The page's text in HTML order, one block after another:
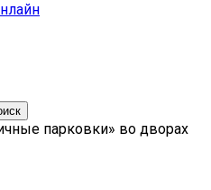
парковки» во дворах